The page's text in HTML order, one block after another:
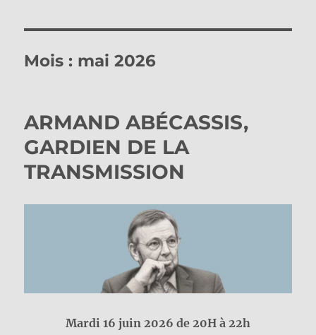
Mois : mai 2026
ARMAND ABÉCASSIS,
GARDIEN DE LA
TRANSMISSION
Mardi 16 juin 2026 de 20H à 22h